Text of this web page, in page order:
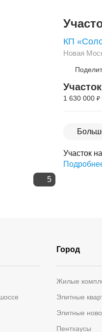
5
КП
Новая
1 630 000 ₽
Участок
Город
Жилые
Элитные
Элитные
Пентхаусы